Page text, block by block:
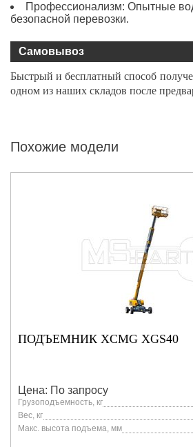
Профессионализм: Опытные
безопасной перевозки.
Самовывоз
Быстрый и бесплатный способ
одном из наших складов после
Похожие модели
ПОДЪЕМНИК XCMG XGS40
Цена: По запросу
Грузоподъемность, кг
Вес, кг
Макс. высота подъема, мм